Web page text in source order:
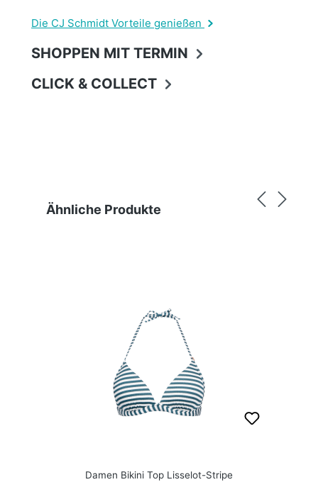
Die CJ Schmidt Vorteile genießen
SHOPPEN MIT TERMIN
CLICK & COLLECT
Produktgalerie überspringen
Ähnliche Produkte
Damen Bikini Top Lisselot-Stripe